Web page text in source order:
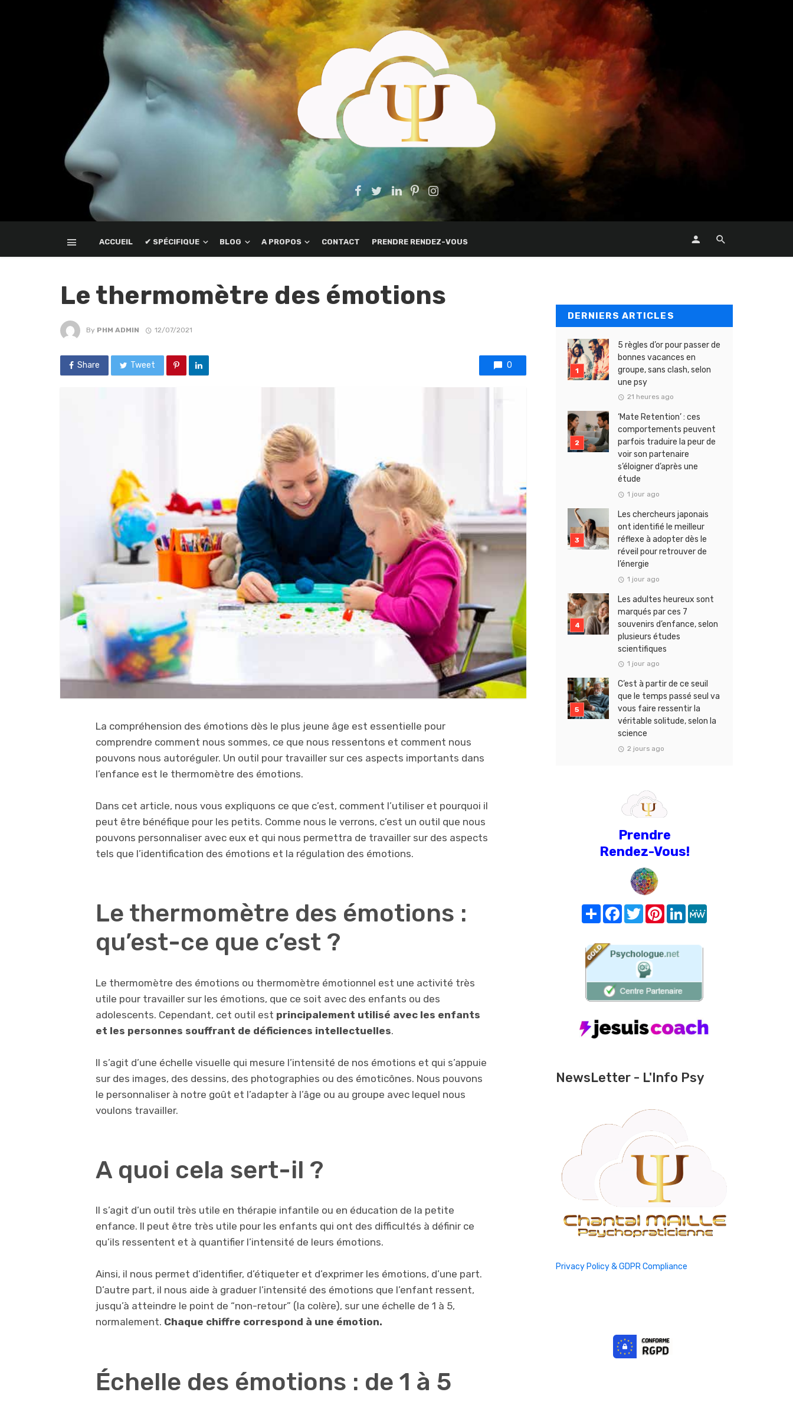
ACCUEIL ✔ SPÉCIFIQUE BLOG A PROPOS CONTACT PRENDRE RENDEZ-VOUS
Le thermomètre des émotions
By PHM ADMIN 12/07/2021
Share Tweet 0
La compréhension des émotions dès le plus jeune âge est essentielle pour
comprendre comment nous sommes, ce que nous ressentons et comment nous
pouvons nous autoréguler. Un outil pour travailler sur ces aspects importants dans
l’enfance est le thermomètre des émotions.
Dans cet article, nous vous expliquons ce que c’est, comment l’utiliser et pourquoi il
peut être bénéfique pour les petits. Comme nous le verrons, c’est un outil que nous
pouvons personnaliser avec eux et qui nous permettra de travailler sur des aspects
tels que l’identification des émotions et la régulation des émotions.
Le thermomètre des émotions :
qu’est-ce que c’est ?
Le thermomètre des émotions ou thermomètre émotionnel est une activité très
utile pour travailler sur les émotions, que ce soit avec des enfants ou des
adolescents. Cependant, cet outil est principalement utilisé avec les enfants
et les personnes souffrant de déficiences intellectuelles.
Il s’agit d’une échelle visuelle qui mesure l’intensité de nos émotions et qui s’appuie
sur des images, des dessins, des photographies ou des émoticônes. Nous pouvons
le personnaliser à notre goût et l’adapter à l’âge ou au groupe avec lequel nous
voulons travailler.
A quoi cela sert-il ?
Il s’agit d’un outil très utile en thérapie infantile ou en éducation de la petite
enfance. Il peut être très utile pour les enfants qui ont des difficultés à définir ce
qu’ils ressentent et à quantifier l’intensité de leurs émotions.
Ainsi, il nous permet d’identifier, d’étiqueter et d’exprimer les émotions, d’une part.
D’autre part, il nous aide à graduer l’intensité des émotions que l’enfant ressent,
jusqu’à atteindre le point de “non-retour” (la colère), sur une échelle de 1 à 5,
normalement. Chaque chiffre correspond à une émotion.
Échelle des émotions : de 1 à 5
DERNIERS ARTICLES
5 règles d’or pour passer de
bonnes vacances en
groupe, sans clash, selon
une psy
21 heures ago
‘Mate Retention’ : ces
comportements peuvent
parfois traduire la peur de
voir son partenaire
s’éloigner d’après une
étude
1 jour ago
Les chercheurs japonais
ont identifié le meilleur
réflexe à adopter dès le
réveil pour retrouver de
l’énergie
1 jour ago
Les adultes heureux sont
marqués par ces 7
souvenirs d’enfance, selon
plusieurs études
scientifiques
1 jour ago
C’est à partir de ce seuil
que le temps passé seul va
vous faire ressentir la
véritable solitude, selon la
science
2 jours ago
Prendre
Rendez-Vous!
Share FacebookTwitterPinterest
LinkedIn
NewsLetter - L'Info Psy
Privacy Policy & GDPR Compliance